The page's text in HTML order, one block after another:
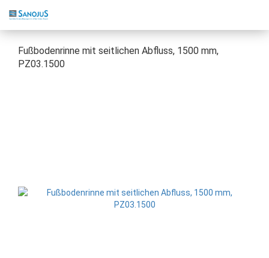
Fußbodenrinne mit seitlichen Abfluss, 1500 mm,
PZ03.1500